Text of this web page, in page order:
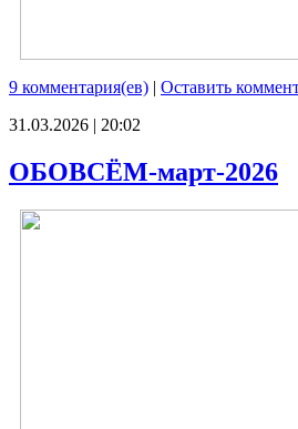
9 комментария(ев) | Оставить
31.03.2026 | 20:02
ОБОВСЁМ-март-2026